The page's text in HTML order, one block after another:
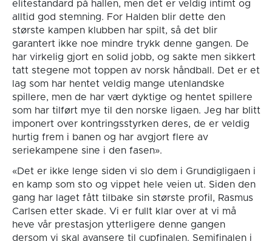
elitestandard på hallen, men det er veldig intimt og
alltid god stemning. For Halden blir dette den
største kampen klubben har spilt, så det blir
garantert ikke noe mindre trykk denne gangen. De
har virkelig gjort en solid jobb, og sakte men sikkert
tatt stegene mot toppen av norsk håndball. Det er et
lag som har hentet veldig mange utenlandske
spillere, men de har vært dyktige og hentet spillere
som har tilført mye til den norske ligaen. Jeg har blitt
imponert over kontringsstyrken deres, de er veldig
hurtig frem i banen og har avgjort flere av
seriekampene sine i den fasen».
«Det er ikke lenge siden vi slo dem i Grundigligaen i
en kamp som sto og vippet hele veien ut. Siden den
gang har laget fått tilbake sin største profil, Rasmus
Carlsen etter skade. Vi er fullt klar over at vi må
heve vår prestasjon ytterligere denne gangen
dersom vi skal avansere til cupfinalen. Semifinalen i